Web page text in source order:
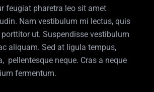
feugiat pharetra leo sit amet
Nam vestibulum mi lectus, quis
ut. Suspendisse vestibulum
aliquam. Sed at ligula tempus,
pellentesque neque. Cras a neque
fermentum.